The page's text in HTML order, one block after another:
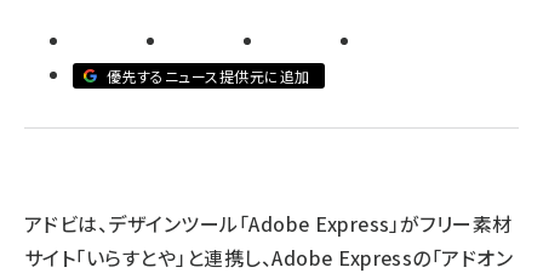
z世代 (1629)
優先するニュース提供元に追加
アドビは、デザインツール「Adobe Express」がフリー素材
サイト「いらすとや」と連携し、Adobe Expressの「アドオン